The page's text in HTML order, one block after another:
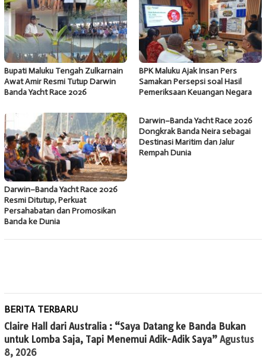
Bupati Maluku Tengah Zulkarnain
Awat Amir Resmi Tutup Darwin
Banda Yacht Race 2026
BPK Maluku Ajak Insan Pers
Samakan Persepsi soal Hasil
Pemeriksaan Keuangan Negara
Darwin–Banda Yacht Race 2026
Resmi Ditutup, Perkuat
Persahabatan dan Promosikan
Banda ke Dunia
Darwin–Banda Yacht Race 2026
Dongkrak Banda Neira sebagai
Destinasi Maritim dan Jalur
Rempah Dunia
BERITA TERBARU
Claire Hall dari Australia : “Saya Datang ke Banda Bukan
untuk Lomba Saja, Tapi Menemui Adik-Adik Saya” Agustus
8, 2026